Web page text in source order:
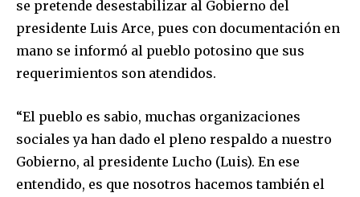
se pretende desestabilizar al Gobierno del
presidente Luis Arce, pues con documentación en
mano se informó al pueblo potosino que sus
requerimientos son atendidos.
“El pueblo es sabio, muchas organizaciones
sociales ya han dado el pleno respaldo a nuestro
Gobierno, al presidente Lucho (Luis). En ese
entendido, es que nosotros hacemos también el